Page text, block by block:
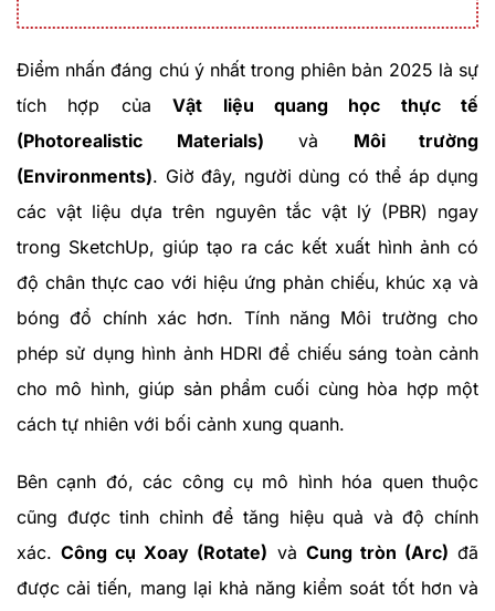
Điểm nhấn đáng chú ý nhất trong phiên bản 2025 là sự
tích hợp củaVật liệu quang học thực tế
(Photorealistic Materials) và Môi trường
(Environments). Giờ đây, người dùng có thể áp dụng
các vật liệu dựa trên nguyên tắc vật lý (PBR) ngay
trong SketchUp, giúp tạo ra các kết xuất hình ảnh có
độ chân thực cao với hiệu ứng phản chiếu, khúc xạ và
bóng đổ chính xác hơn. Tính năng Môi trường cho
phép sử dụng hình ảnh HDRI để chiếu sáng toàn cảnh
cho mô hình, giúp sản phẩm cuối cùng hòa hợp một
cách tự nhiên với bối cảnh xung quanh.
Bên cạnh đó, các công cụ mô hình hóa quen thuộc
cũng được tinh chỉnh để tăng hiệu quả và độ chính
xác.Công cụ Xoay (Rotate) và Cung tròn (Arc) đã
được cải tiến, mang lại khả năng kiểm soát tốt hơn và